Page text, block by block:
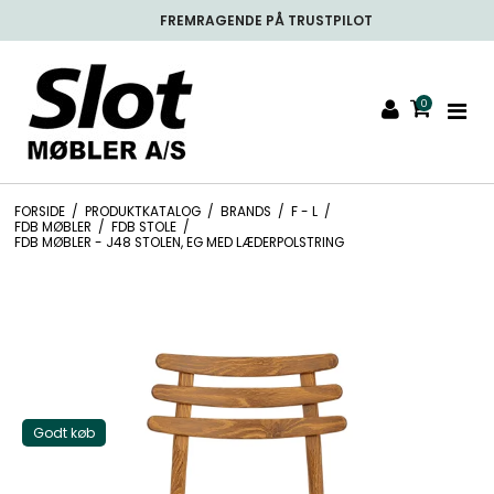
FREMRAGENDE PÅ TRUSTPILOT
0
FORSIDE / PRODUKTKATALOG / BRANDS / F - L /
FDB MØBLER / FDB STOLE /
FDB MØBLER - J48 STOLEN, EG MED LÆDERPOLSTRING
Godt køb